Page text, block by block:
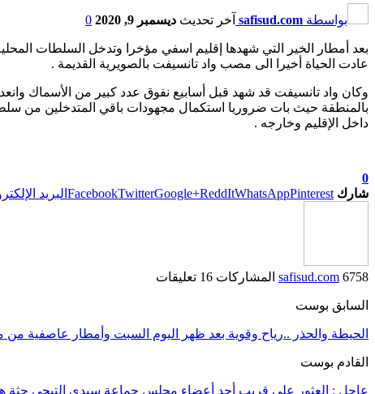
بواسطة safisud.com آخر تحديث ديسمبر 9, 2020 0
بعد أمطار الخير التي شهدها إقليم اسفي مؤخرا وتدخل السلطات
عادت الحياة أخيرا الى مصب واد تانسيفت بالصويرية القديمة .
وكان واد تانسيفت قد شهد قبل أسابيع نفوق عدد كبير من الأسماك
بالمنطقة حيث بات ضروريا استكمال مجهودات باقي المتدخلين من
داخل الإقليم وخارجه .
0
شارك
FacebookTwitterGoogle+ReddItWhatsAppPinterest البريد
safisud.com 6758 المشاركات 16 تعليقات
السابق بوست
الحيطة والحذر ..رياح وقوية بعد ظهر اليوم السبت وأمطار عاصفية من منتصف
القادم بوست
عاجل : العثور على قريب أحد أعضاء مجلس جماعة سيدي التيجي جثة